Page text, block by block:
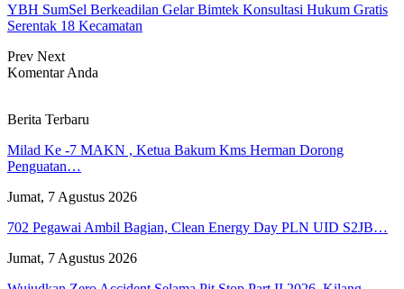
YBH SumSel Berkeadilan Gelar Bimtek Konsultasi Hukum Gratis
Serentak 18 Kecamatan
Prev Next
Komentar Anda
Berita Terbaru
Milad Ke -7 MAKN , Ketua Bakum Kms Herman Dorong
Penguatan…
Jumat, 7 Agustus 2026
702 Pegawai Ambil Bagian, Clean Energy Day PLN UID S2JB…
Jumat, 7 Agustus 2026